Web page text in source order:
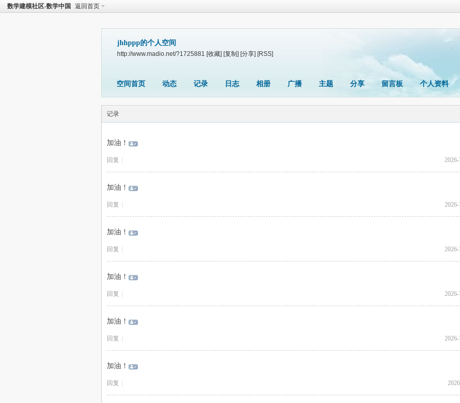
数学建模社区-数学中国 返回首页
jhhppp的个人空间
http://www.madio.net/?1725881 [收藏] [复制] [分享] [RSS]
空间首页 动态 记录 日志 相册 广播 主题 分享 留言板 个人资料
记录
加油！
回复
加油！
回复
加油！
回复
加油！
回复
加油！
回复
加油！
回复